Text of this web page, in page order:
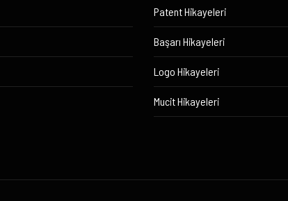
Patent Hikayeleri
Başarı Hikayeleri
Logo Hikayeleri
Mucit Hikayeleri